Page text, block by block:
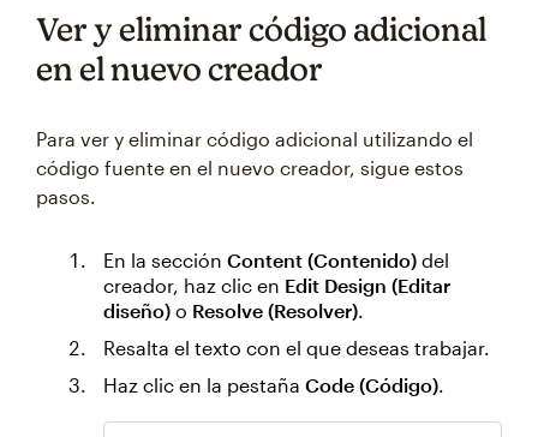
Ver y eliminar código adicional
en el nuevo creador
Para ver y eliminar código adicional utilizando el
código fuente en el nuevo creador, sigue estos
pasos.
En la sección Content (Contenido) del
creador, haz clic en Edit Design (Editar
diseño) o Resolve (Resolver).
Resalta el texto con el que deseas trabajar.
Haz clic en la pestaña Code (Código).